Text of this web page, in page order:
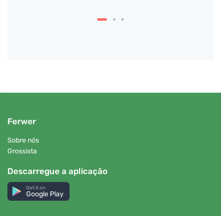
Ferwer
Sobre nós
Grossista
Descarregue a aplicação
Get it on
Google Play